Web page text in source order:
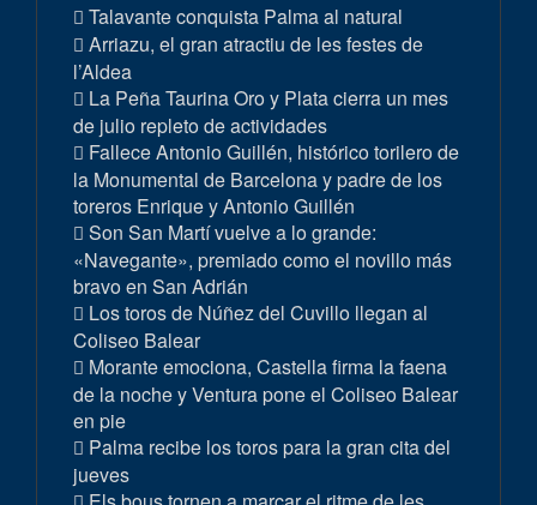
Talavante conquista Palma al natural
Arriazu, el gran atractiu de les festes de
l’Aldea
La Peña Taurina Oro y Plata cierra un mes
de julio repleto de actividades
Fallece Antonio Guillén, histórico torilero de
la Monumental de Barcelona y padre de los
toreros Enrique y Antonio Guillén
Son San Martí vuelve a lo grande:
«Navegante», premiado como el novillo más
bravo en San Adrián
Los toros de Núñez del Cuvillo llegan al
Coliseo Balear
Morante emociona, Castella firma la faena
de la noche y Ventura pone el Coliseo Balear
en pie
Palma recibe los toros para la gran cita del
jueves